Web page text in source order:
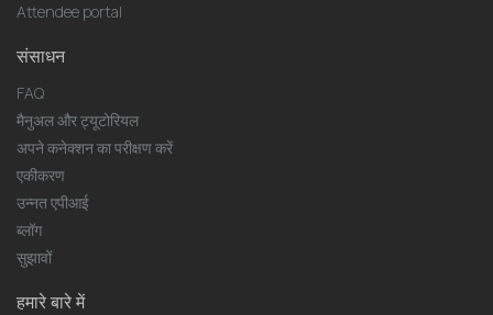
Attendee portal
संसाधन
FAQ
मैनुअल और ट्यूटोरियल
अपने कनेक्शन का परीक्षण करें
एकीकरण
उन्नत एपीआई
ब्लॉग
सुझावों
हमारे बारे में